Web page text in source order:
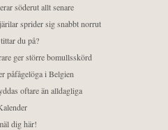
söderut allt senare
sprider sig snabbt norrut
du på?
ger större bomullsskörd
påfågelöga i Belgien
oftare än alldagliga
dig här!